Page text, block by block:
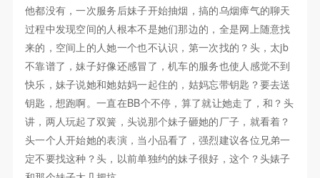
他都没有，一次服务后妹子开始抽烟，搞的乌烟瘴气的聊天
过程中发现空间的人根本不是她们那边的，全是网上随意找
来的，空间上的人她一个也不认识，第一次找的？头，太jb
不靠谱了，妹子好像还感冒了，机车的服务也使人感觉不到
快乐，妹子说她和她姑妈一起住的，姑妈忘带钥匙？要去送
钥匙，想跑啊。一直在BB个不停，算了就让她走了，和？头
讲，两人玩起了双簧，头说那个妹子砸她的厂子，就看着？
头一个人开始她的表演，当小品看了，强烈建议各位兄弟一
定不要找这种？头，以前单独约的妹子很好，这个？头婊子